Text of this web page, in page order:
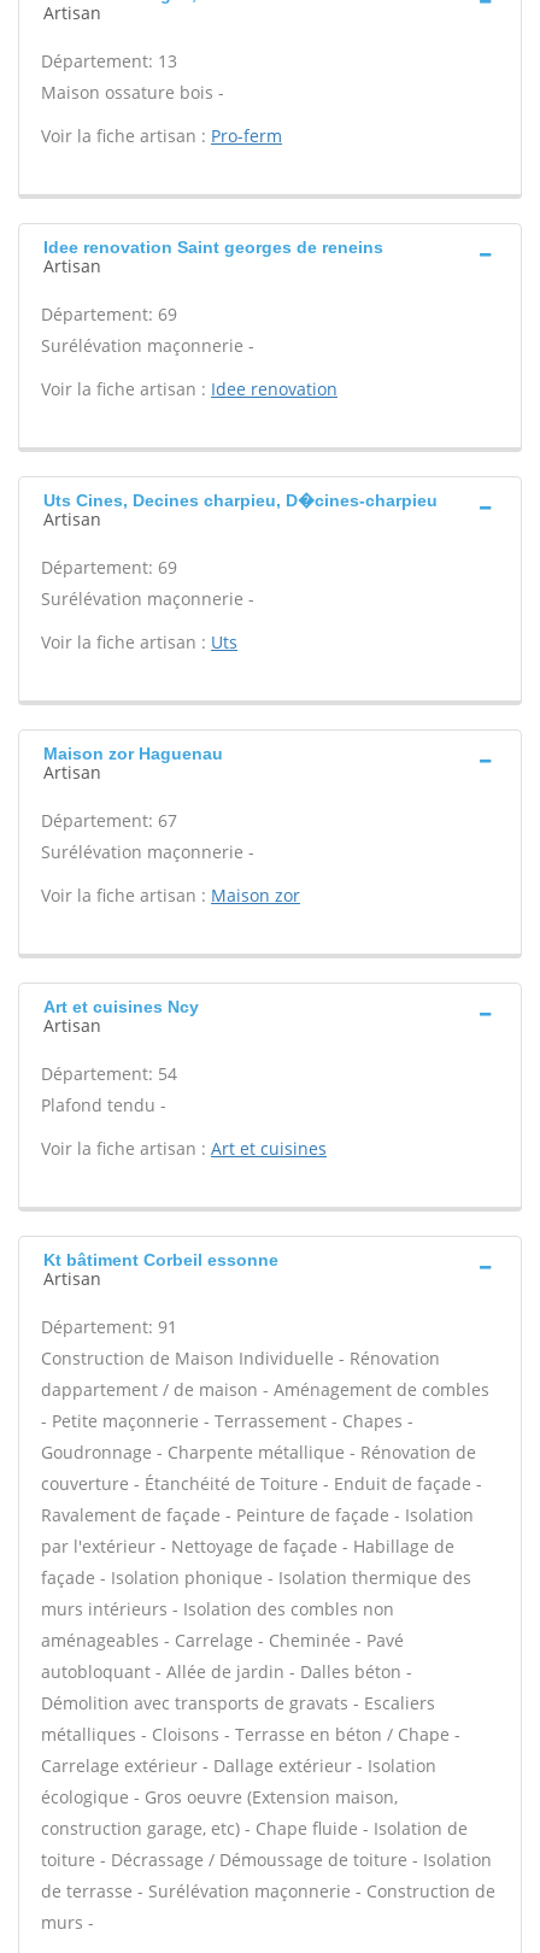
Artisan
Département: 13
Maison ossature bois -
Voir la fiche artisan : Pro-ferm
Idee renovation Saint georges de reneins
Artisan
Département: 69
Surélévation maçonnerie -
Voir la fiche artisan : Idee renovation
Uts Cines, Decines charpieu, D�cines-charpieu
Artisan
Département: 69
Surélévation maçonnerie -
Voir la fiche artisan : Uts
Maison zor Haguenau
Artisan
Département: 67
Surélévation maçonnerie -
Voir la fiche artisan : Maison zor
Art et cuisines Ncy
Artisan
Département: 54
Plafond tendu -
Voir la fiche artisan : Art et cuisines
Kt bâtiment Corbeil essonne
Artisan
Département: 91
Construction de Maison Individuelle - Rénovation
dappartement / de maison - Aménagement de combles
- Petite maçonnerie - Terrassement - Chapes -
Goudronnage - Charpente métallique - Rénovation de
couverture - Étanchéité de Toiture - Enduit de façade -
Ravalement de façade - Peinture de façade - Isolation
par l'extérieur - Nettoyage de façade - Habillage de
façade - Isolation phonique - Isolation thermique des
murs intérieurs - Isolation des combles non
aménageables - Carrelage - Cheminée - Pavé
autobloquant - Allée de jardin - Dalles béton -
Démolition avec transports de gravats - Escaliers
métalliques - Cloisons - Terrasse en béton / Chape -
Carrelage extérieur - Dallage extérieur - Isolation
écologique - Gros oeuvre (Extension maison,
construction garage, etc) - Chape fluide - Isolation de
toiture - Décrassage / Démoussage de toiture - Isolation
de terrasse - Surélévation maçonnerie - Construction de
murs -